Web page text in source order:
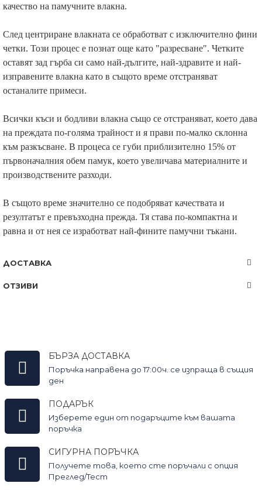
качество на памучните влакна.
След центриране влакната се обработват с изключително фини
четки. Този процес е познат още като "разресване". Четките
оставят зад гърба си само най-дългите, най-здравите и най-
изправените влакна като в същото време отстраняват
останалите примеси.
Всички къси и бодливи влакна също се отстраняват, което дава
на преждата по-голяма трайност и я прави по-малко склонна
към разкъсване. В процеса се губи приблизително 15% от
първоначалния обем памук, което увеличава материалните и
производствените разходи.
В същото време значително се подобряват качествата и
резултатът е превъзходна прежда. Тя става по-компактна и
равна и от нея се изработват най-фините памучни тъкани.
ДОСТАВКА
ОТЗИВИ
БЪРЗА ДОСТАВКА
Поръчка направена до 17:00ч. се изпраща в същия
ден
ПОДАРЪК
Изберете един от подаръците към вашата
поръчка
СИГУРНА ПОРЪЧКА
Получете това, което сте поръчали с опция
Преглед/Тест